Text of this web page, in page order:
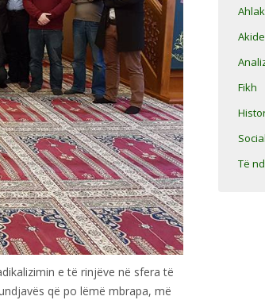
e të rinjëve në sfera të
që po lëmë mbrapa, më
Ahlak
Fikh
Të